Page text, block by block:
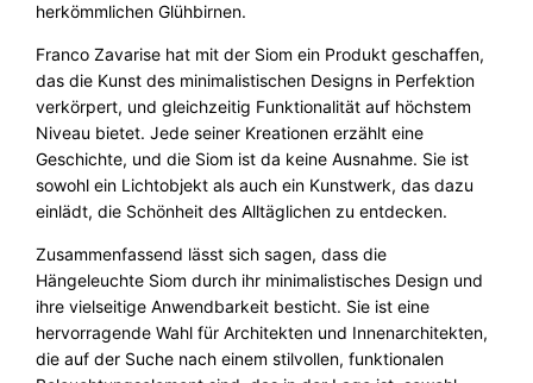
herkömmlichen Glühbirnen.
Franco Zavarise hat mit der Siom ein Produkt geschaffen,
das die Kunst des minimalistischen Designs in Perfektion
verkörpert, und gleichzeitig Funktionalität auf höchstem
Niveau bietet. Jede seiner Kreationen erzählt eine
Geschichte, und die Siom ist da keine Ausnahme. Sie ist
sowohl ein Lichtobjekt als auch ein Kunstwerk, das dazu
einlädt, die Schönheit des Alltäglichen zu entdecken.
Zusammenfassend lässt sich sagen, dass die
Hängeleuchte Siom durch ihr minimalistisches Design und
ihre vielseitige Anwendbarkeit besticht. Sie ist eine
hervorragende Wahl für Architekten und Innenarchitekten,
die auf der Suche nach einem stilvollen, funktionalen